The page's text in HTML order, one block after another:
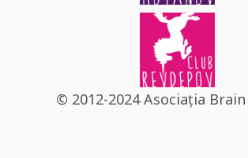
© 2012-2024 Asociația